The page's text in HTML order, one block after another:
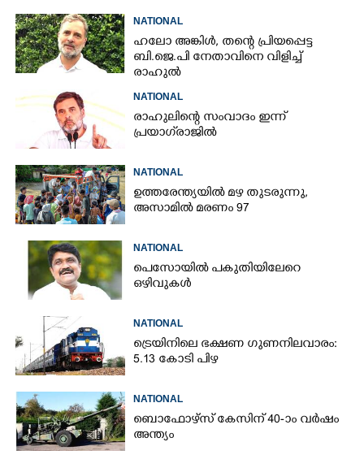
NATIONAL
ഹലോ അങ്കിൾ,​ തന്റെ പ്രിയപ്പെട്ട
ബി.ജെ.പി നേതാവിനെ വിളിച്ച്
രാഹുൽ
NATIONAL
രാഹുലിന്റെ സംവാദം ഇന്ന്
പ്രയാഗ്‌രാജിൽ
NATIONAL
ഉത്തരേന്ത്യയിൽ മഴ തുടരുന്നു,​
അസാമിൽ മരണം 97
NATIONAL
പെസോയിൽ പകുതിയിലേറെ
ഒഴിവുകൾ
NATIONAL
ട്രെയിനിലെ ഭക്ഷണ ഗുണനിലവാരം:
5.13 കോടി പിഴ
NATIONAL
ബൊഫോഴ്സ് കേസിന് 40-ാം വ‌ർഷം
അന്ത്യം